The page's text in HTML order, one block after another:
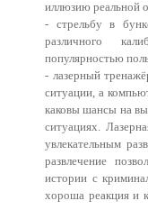
иллюзию реальной
- стрельбу в
различного
популярностью
- лазерный
ситуации, а
каковы шансы на
ситуациях.
увлекательным
развлечение
истории с
хороша реакция и